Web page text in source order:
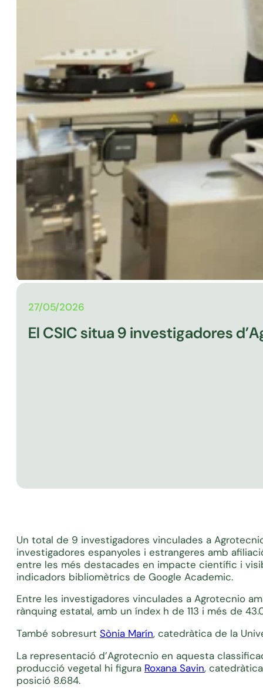
27/05/2026
El CSIC situa 9 investigadores
Un total de 9 investigadores vinculades a
investigadores espanyoles i estrangeres amb
entre les més destacades en impacte científic i
indicadors bibliomètrics de Google Academic.
Entre les investigadores vinculades a Agrotecnio
rànquing estatal, amb un índex h de 113 i més de
També sobresurt Sònia Marín, catedràtica de la
La representació d’Agrotecnio en aquesta
producció vegetal hi figura Roxana Savin,
posició 8.684.